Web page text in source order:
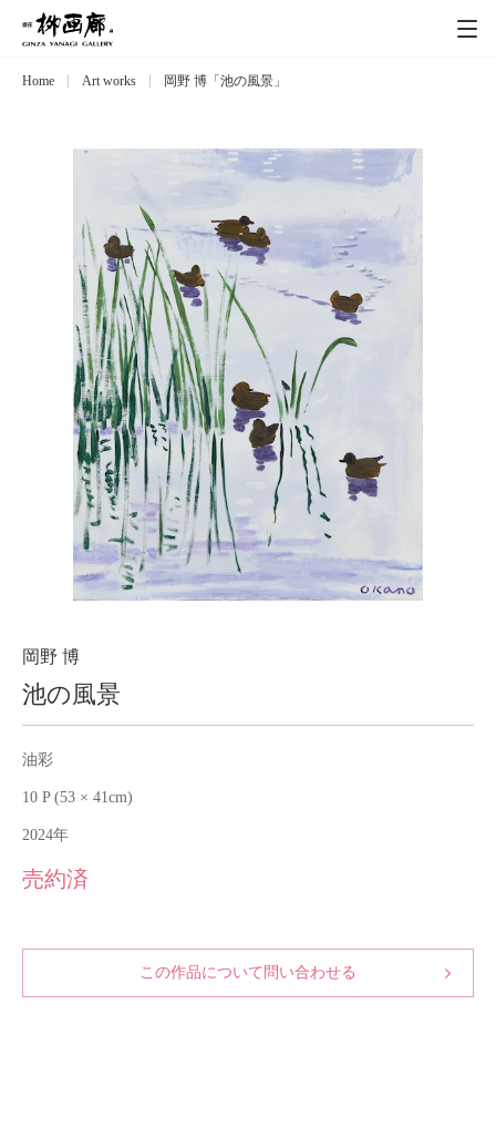
Exhibitions
Art works
Catalog
Schedule
ブログ
Contact
Purchase assessment
Home Art works 岡野 博「池の風景」
岡野 博
池の風景
油彩
10 P (53 × 41cm)
2024年
売約済
この作品について問い合わせる